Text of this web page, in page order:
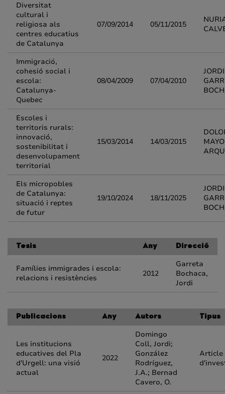
Diversitat
cultural i
religiosa als
centres educatius
de Catalunya
07/09/2014 05/11/2015
Immigració,
cohesió social i
escola:
Catalunya-
Quebec
08/04/2009 07/04/2010
JORDI
Escoles i
territoris rurals:
innovació,
sostenibilitat i
desenvolupament
territorial
15/03/2014 14/03/2015
Els micropobles
de Catalunya:
situació i reptes
de futur
19/10/2024 18/11/2025
JORDI
Tesis Any Direcció
Famílies immigrades i escola:
relacions i resistències
2012
Garreta
Bochaca,
Jordi
Publicacions Any Autors Tipus
Les institucions
educatives del Pla
d'Urgell: una visió
actual
2022
Domingo
Coll, Jordi;
González
Rodríguez,
J.A.; Bernad
Cavero, O.
Article